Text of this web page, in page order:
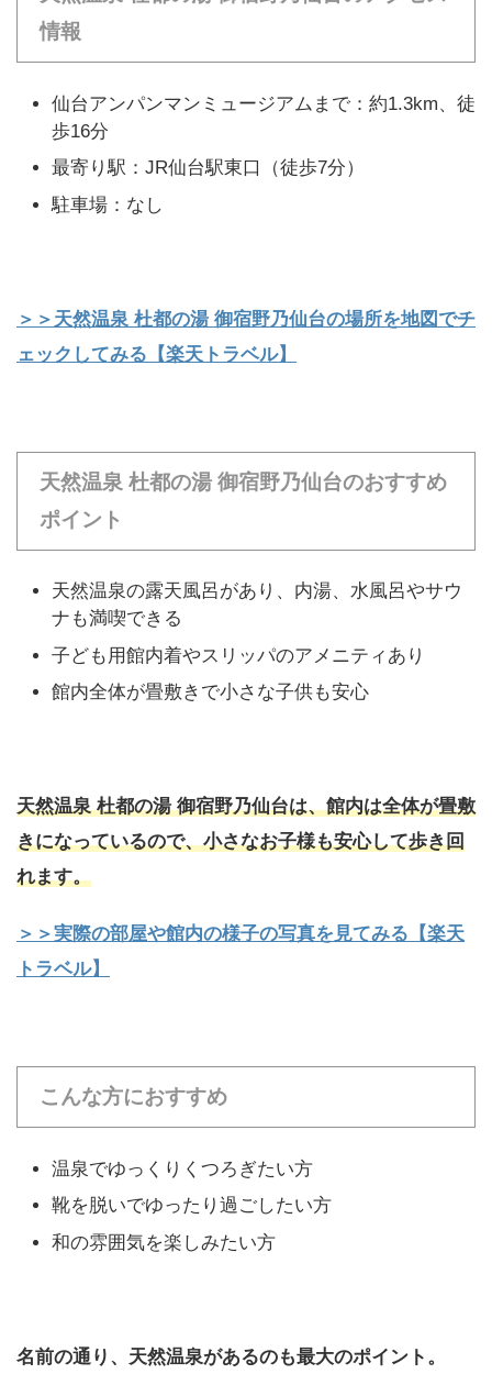
情報
仙台アンパンマンミュージアムまで：約1.3km、徒
歩16分
最寄り駅：JR仙台駅東口（徒歩7分）
駐車場：なし
＞＞天然温泉 杜都の湯 御宿野乃仙台の場所を地図でチ
ェックしてみる【楽天トラベル】
天然温泉 杜都の湯 御宿野乃仙台のおすすめ
ポイント
天然温泉の露天風呂があり、内湯、水風呂やサウ
ナも満喫できる
子ども用館内着やスリッパのアメニティあり
館内全体が畳敷きで小さな子供も安心
天然温泉 杜都の湯 御宿野乃仙台は、館内は全体が畳敷
きになっているので、小さなお子様も安心して歩き回
れます。
＞＞実際の部屋や館内の様子の写真を見てみる【楽天
トラベル】
こんな方におすすめ
温泉でゆっくりくつろぎたい方
靴を脱いでゆったり過ごしたい方
和の雰囲気を楽しみたい方
名前の通り、天然温泉があるのも最大のポイント。